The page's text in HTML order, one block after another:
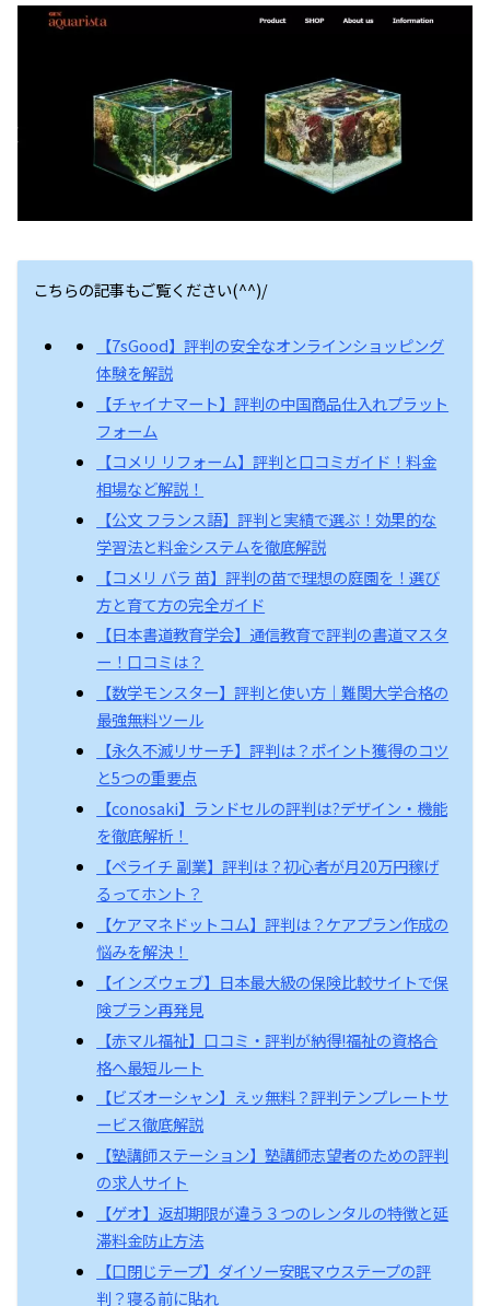
こちらの記事もご覧ください(^^)/
【7sGood】評判の安全なオンラインショッピング
体験を解説
【チャイナマート】評判の中国商品仕入れプラット
フォーム
【コメリ リフォーム】評判と口コミガイド！料金
相場など解説！
【公文 フランス語】評判と実績で選ぶ！効果的な
学習法と料金システムを徹底解説
【コメリ バラ 苗】評判の苗で理想の庭園を！選び
方と育て方の完全ガイド
【日本書道教育学会】通信教育で評判の書道マスタ
ー！口コミは？
【数学モンスター】評判と使い方｜難関大学合格の
最強無料ツール
【永久不滅リサーチ】評判は？ポイント獲得のコツ
と5つの重要点
【conosaki】ランドセルの評判は?デザイン・機能
を徹底解析！
【ペライチ 副業】評判は？初心者が月20万円稼げ
るってホント？
【ケアマネドットコム】評判は？ケアプラン作成の
悩みを解決！
【インズウェブ】日本最大級の保険比較サイトで保
険プラン再発見
【赤マル福祉】口コミ・評判が納得!福祉の資格合
格へ最短ルート
【ビズオーシャン】えッ無料？評判テンプレートサ
ービス徹底解説
【塾講師ステーション】塾講師志望者のための評判
の求人サイト
【ゲオ】返却期限が違う３つのレンタルの特徴と延
滞料金防止方法
【口閉じテープ】ダイソー安眠マウステープの評
判？寝る前に貼れ